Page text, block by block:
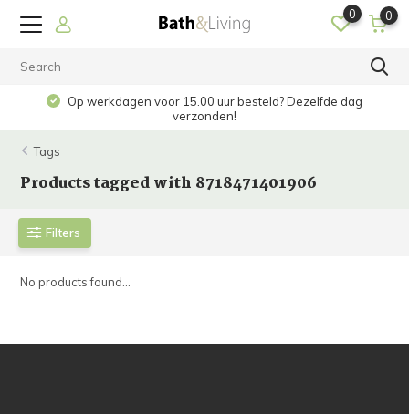
0 0
Op werkdagen voor 15.00 uur besteld? Dezelfde dag
verzonden!
Tags
Products tagged with 8718471401906
Filters
No products found...